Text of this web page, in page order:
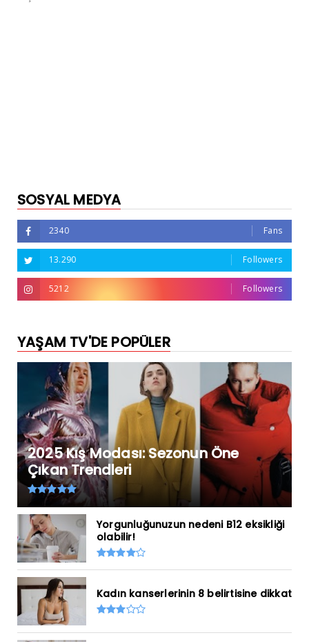
SOSYAL MEDYA
2340 Fans
13.290 Followers
5212 Followers
YAŞAM TV'DE POPÜLER
2025 Kış Modası: Sezonun Öne
Çıkan Trendleri
Yorgunluğunuzun nedeni B12 eksikliği
olabilir!
Kadın kanserlerinin 8 belirtisine dikkat